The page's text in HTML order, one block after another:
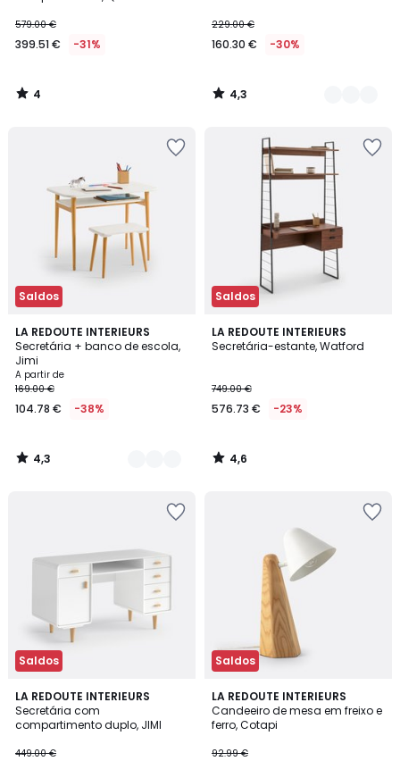
579.00 €
399.51 € -31%
4
/
229.00 €
160.30 € -30%
4,3
/
Saldos
LA REDOUTE INTERIEURS
Secretária + banco de escola,
Jimi
A partir de
169.00 €
104.78 € -38%
4,3
/ 5
2
Cores
4,3
/
Saldos
LA REDOUTE INTERIEURS
Secretária-estante, Watford
749.00 €
576.73 € -23%
4,6
/ 5
4,6
/
Saldos
LA REDOUTE INTERIEURS
Secretária com
compartimento duplo, JIMI
449.00 €
4,1
/ 5
Saldos
LA REDOUTE INTERIEURS
Candeeiro de mesa em freixo e
ferro, Cotapi
92.99 €
4,7
/ 5